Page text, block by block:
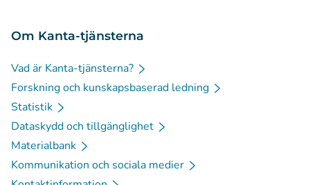
Om Kanta-tjänsterna
Vad är Kanta-tjänsterna?
Forskning och kunskapsbaserad ledning
Statistik
Dataskydd och tillgänglighet
Materialbank
Kommunikation och sociala medier